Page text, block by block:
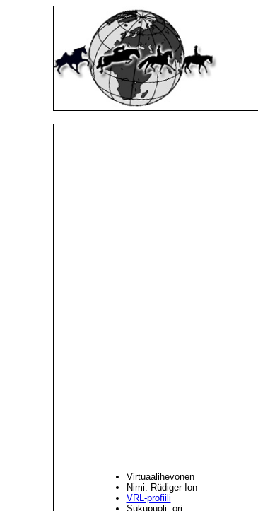
Virtuaalihevonen
Nimi: Rüdiger Ion
VRL-profiili
Sukupuoli: ori